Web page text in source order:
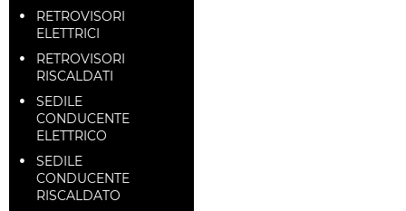
RETROVISORI
ELETTRICI
RETROVISORI
RISCALDATI
SEDILE
CONDUCENTE
ELETTRICO
SEDILE
CONDUCENTE
RISCALDATO